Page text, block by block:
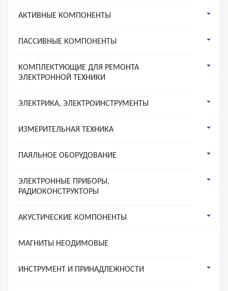
АКТИВНЫЕ КОМПОНЕНТЫ
ПАССИВНЫЕ КОМПОНЕНТЫ
КОМПЛЕКТУЮЩИЕ ДЛЯ РЕМОНТА
ЭЛЕКТРОННОЙ ТЕХНИКИ
ЭЛЕКТРИКА, ЭЛЕКТРОИНСТРУМЕНТЫ
ИЗМЕРИТЕЛЬНАЯ ТЕХНИКА
ПАЯЛЬНОЕ ОБОРУДОВАНИЕ
ЭЛЕКТРОННЫЕ ПРИБОРЫ,
РАДИОКОНСТРУКТОРЫ
АКУСТИЧЕСКИЕ КОМПОНЕНТЫ
МАГНИТЫ НЕОДИМОВЫЕ
ИНСТРУМЕНТ И ПРИНАДЛЕЖНОСТИ